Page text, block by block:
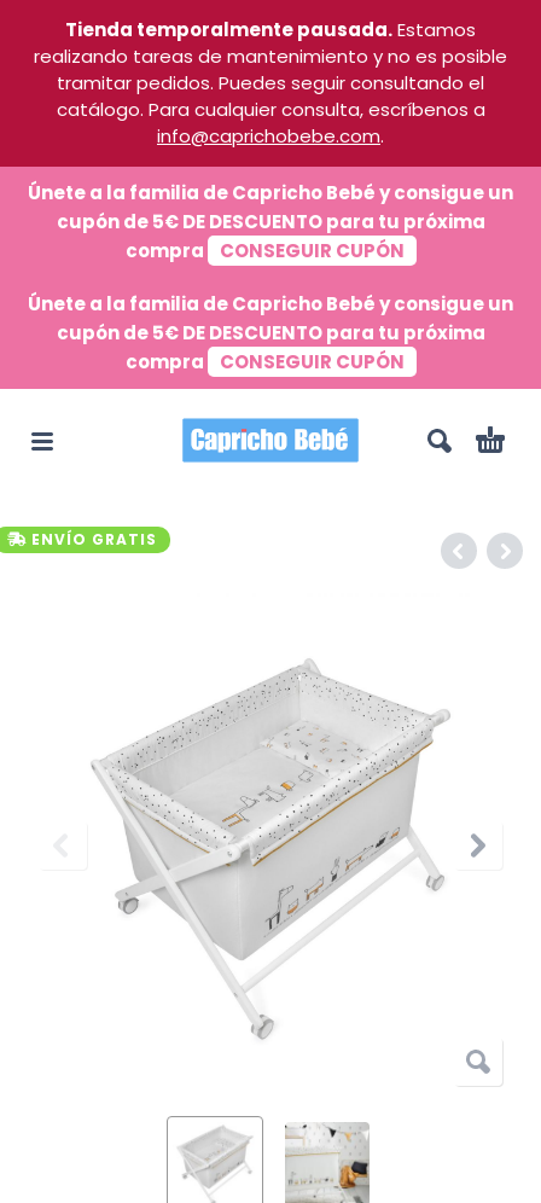
Tienda temporalmente pausada.Estamos
realizando tareas de mantenimiento y no es posible
tramitar pedidos. Puedes seguir consultando el
catálogo. Para cualquier consulta, escríbenos a
info@caprichobebe.com.
Únete a la familia de Capricho Bebé y consigue un
cupón de 5€ DE DESCUENTO para tu próxima
compra
CONSEGUIR CUPÓN
Únete a la familia de Capricho Bebé y consigue un
cupón de 5€ DE DESCUENTO para tu próxima
compra
CONSEGUIR CUPÓN
ENVÍO GRATIS